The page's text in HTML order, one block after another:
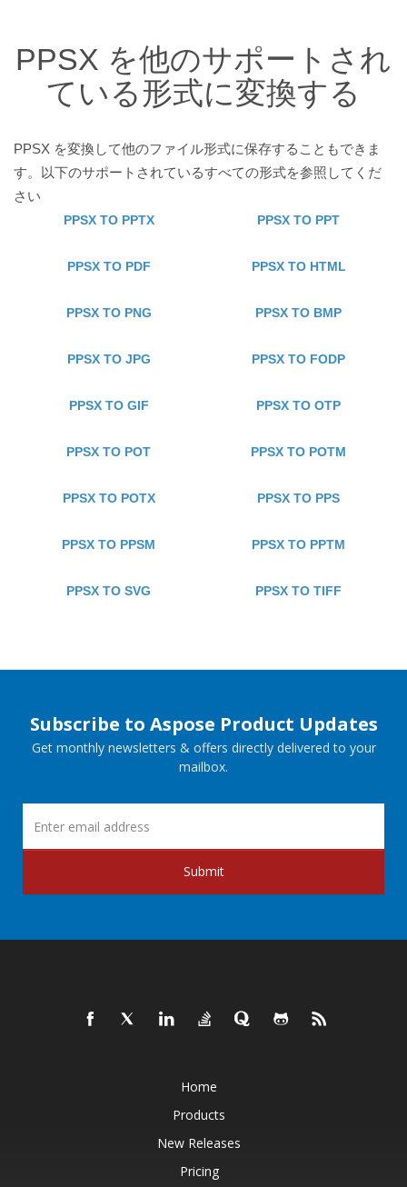
PPSX を他のサポートされ
ている形式に変換する
PPSX を変換して他のファイル形式に保存することもできま
す。以下のサポートされているすべての形式を参照してくだ
さい
PPSX TO PPTX PPSX TO PPT
PPSX TO PDF PPSX TO HTML
PPSX TO PNG PPSX TO BMP
PPSX TO JPG PPSX TO FODP
PPSX TO GIF PPSX TO OTP
PPSX TO POT PPSX TO POTM
PPSX TO POTX PPSX TO PPS
PPSX TO PPSM PPSX TO PPTM
PPSX TO SVG PPSX TO TIFF
Subscribe to Aspose Product Updates
Get monthly newsletters & offers directly delivered to your
mailbox.
Submit
Home
Products
New Releases
Pricing